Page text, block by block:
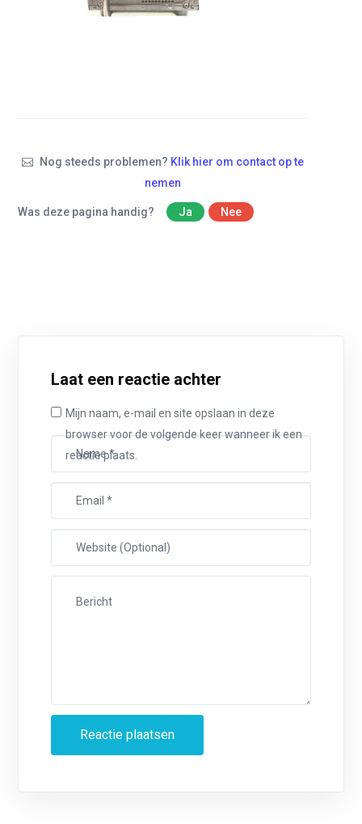
Nog steeds problemen? Klik hier om contact op te
nemen
Was deze pagina handig? Ja Nee
Laat een reactie achter
Mijn naam, e-mail en site opslaan in deze
browser voor de volgende keer wanneer ik een
reactie plaats.